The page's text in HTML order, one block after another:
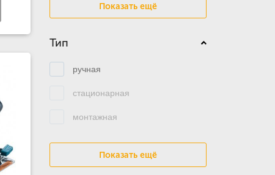
Показать ещё
Тип
ручная
стационарная
монтажная
Показать ещё